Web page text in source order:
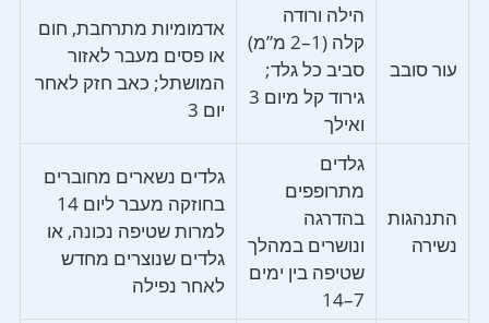
עור סובב
הילה ורודה
קלה (1–2 מ”מ)
סביב כל גלד;
גירוד קל מיום 3
ואילך
אדמומיות מתרחבת, חום
או פסים מעבר לאזור
המושתל; כאב חזק לאחר
יום 3
התנהגות
נשירה
גלדים
מתרופפים
בהדרגה
ונושרים במהלך
שטיפה בין ימים
7–14
גלדים נשארים מחוברים
בחוזקה מעבר ליום 14
למרות שטיפה נכונה, או
גלדים שנוצרים מחדש
לאחר נפילה